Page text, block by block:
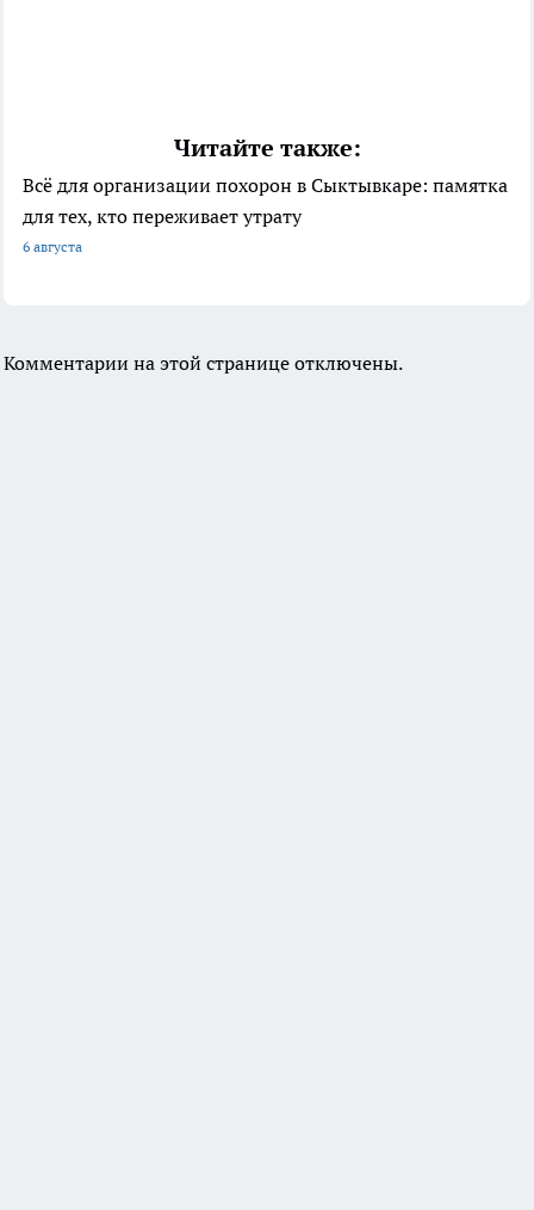
Читайте также:
Всё для организации похорон в Сыктывкаре: памятка
для тех, кто переживает утрату
6 августа
Комментарии на этой странице отключены.